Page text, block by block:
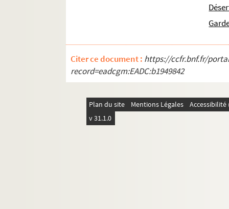
Citer ce document : https://ccfr.bnf.fr/
record=eadcgm:EADC:b1949842
Plan du site Mentions Légales
v 31.1.0